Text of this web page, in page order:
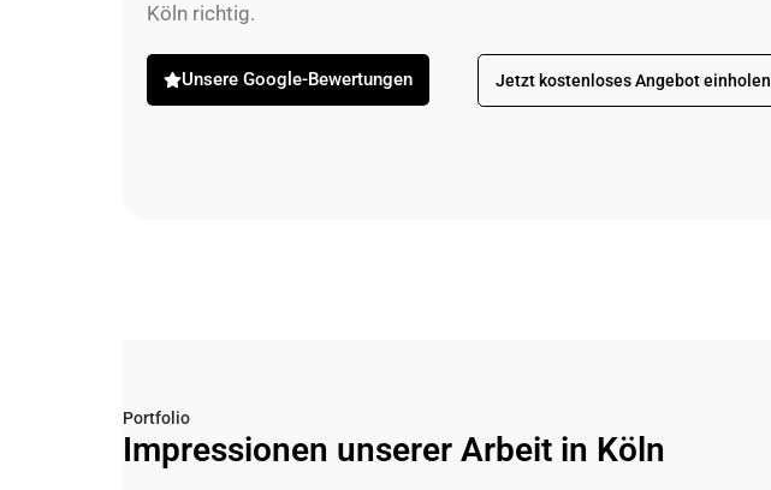
Köln richtig.
Unsere Google-Bewertungen Jetzt kostenloses Angebot einholen
Portfolio
Impressionen unserer Arbeit in Köln